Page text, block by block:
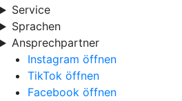
Service
Sprachen
Ansprechpartner
Instagram öffnen
TikTok öffnen
Facebook öffnen